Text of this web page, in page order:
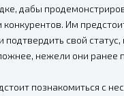
дабы
конкурентов. Им
подтвердить свой статус,
нежели они ранее
познакомиться с